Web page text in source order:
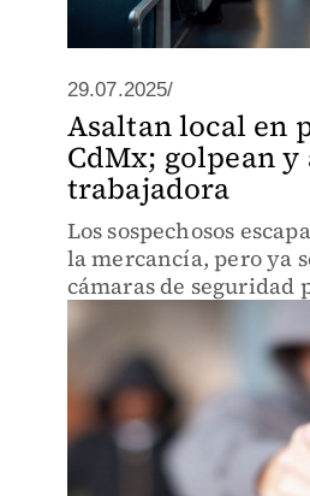
29.07.2025/
Asaltan local en
CdMx; golpean y
trabajadora
Los sospechosos
la mercancía, pero ya
cámaras de seguridad